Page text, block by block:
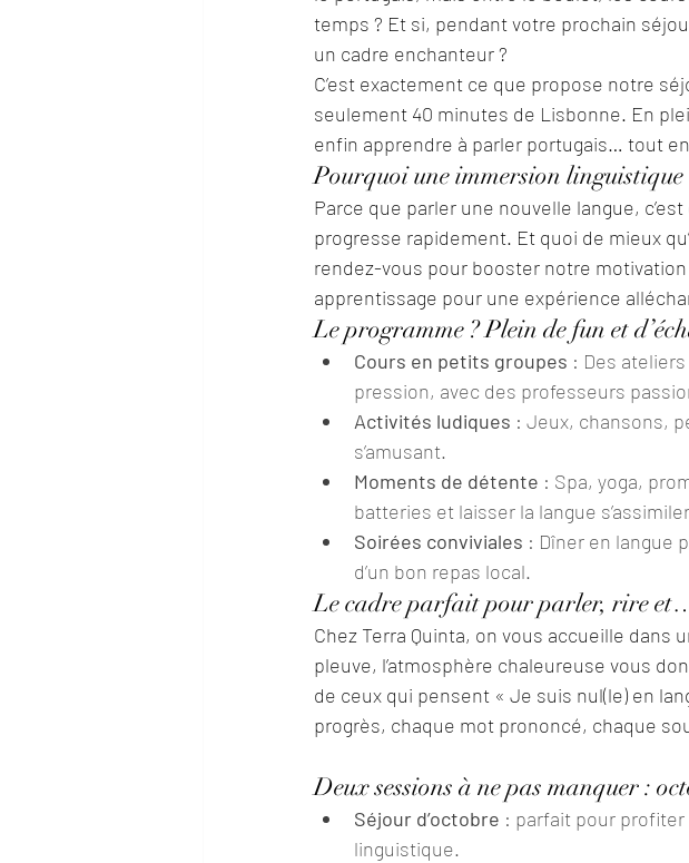
temps ? Et si, pendant votre prochain
un cadre enchanteur ?
C’est exactement ce que propose notre
seulement 40 minutes de Lisbonne. En
enfin apprendre à parler portugais… tout
Pourquoi une immersion linguistique
Parce que parler une nouvelle langue,
progresse rapidement. Et quoi de mieux
rendez-vous pour booster notre
apprentissage pour une expérience
Le programme ? Plein de fun et
Cours en petits groupes : Des
pression, avec des professeurs
Activités ludiques : Jeux, chansons,
s’amusant.
Moments de détente : Spa, yoga,
batteries et laisser la langue
Soirées conviviales : Dîner en langue
d’un bon repas local.
Le cadre parfait pour parler, rire
Chez Terra Quinta, on vous accueille dans
pleuve, l’atmosphère chaleureuse vous
de ceux qui pensent « Je suis nul(le) en
progrès, chaque mot prononcé, chaque
Deux sessions à ne pas manquer :
Séjour d’octobre : parfait pour profiter
linguistique.